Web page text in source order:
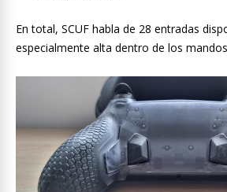
En total, SCUF habla de 28 entradas
especialmente alta dentro de los